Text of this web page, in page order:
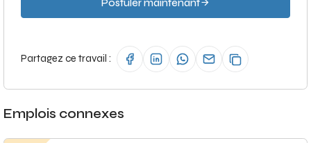
Postuler maintenant
Partagez ce travail :
Emplois connexes